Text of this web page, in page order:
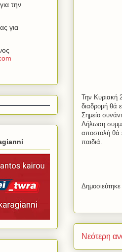
Την Κυριακή
διαδρομή θά
Σημείο
Δήλωση
αποστολή θά
παιδιά.
Δημοσιεύτηκε
Νεότερη
την
για